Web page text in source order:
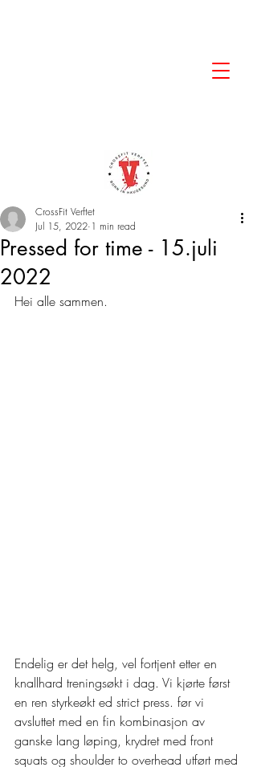
Pressed for time - 15.juli
2022
CrossFit Verftet
Jul 15, 2022 1 min read
Hei alle sammen.
Endelig er det helg, vel fortjent etter en
knallhard treningsøkt i dag. Vi kjørte først
en ren styrkeøkt ed strict press. før vi
avsluttet med en fin kombinasjon av
ganske lang løping, krydret med front
squats og shoulder to overhead utført med